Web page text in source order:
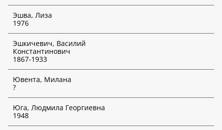
Эшва, Лиза
1976
Эшкичевич, Василий
Константинович
1867-1933
Ювента, Милана
?
Юга, Людмила Георгиевна
1948